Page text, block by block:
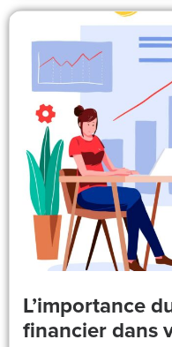
L’importance
financier dans